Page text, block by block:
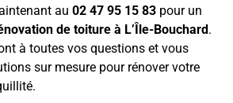
au 02 47 95 15 83 pour un
de toiture à L’Île-Bouchard.
à toutes vos questions et vous
sur mesure pour rénover votre